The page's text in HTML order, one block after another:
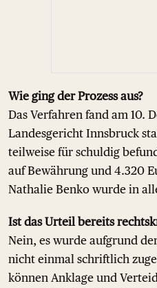
Wie ging der Prozess aus?
Das Verfahren fand am 10.
Landesgericht Innsbruck
teilweise für schuldig
auf Bewährung und 4.320
Nathalie Benko wurde in
Ist das Urteil bereits
Nein, es wurde aufgrund
nicht einmal schriftlich
können Anklage und